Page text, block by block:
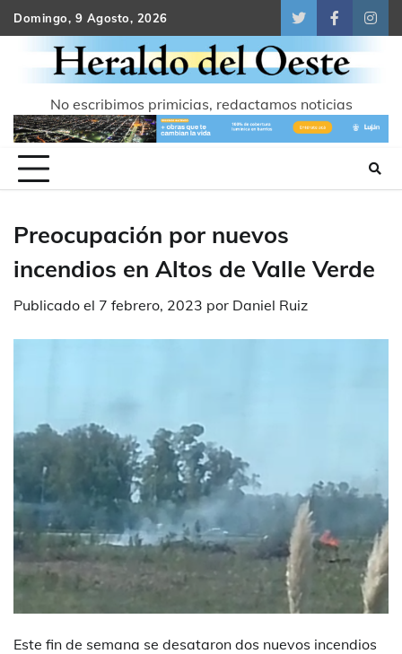
Skip
to
content
Domingo, 9 Agosto, 2026
TwitterFacebook
No escribimos primicias, redactamos noticias
Preocupación por nuevos
incendios en Altos de Valle Verde
Publicado el 7 febrero, 2023 por Daniel Ruiz
Este fin de semana se desataron dos nuevos incendios